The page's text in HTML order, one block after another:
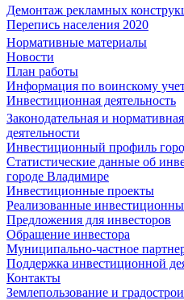
Демонтаж рекламных
Перепись населения 2020
Нормативные материалы
Новости
План работы
Информация по воинскому
Инвестиционная деятельность
Законодательная и
деятельности
Инвестиционный профиль
Статистические данные об
городе Владимире
Инвестиционные проекты
Реализованные
Предложения для инвесторов
Обращение инвестора
Муниципально-частное
Поддержка инвестиционной
Контакты
Землепользование и